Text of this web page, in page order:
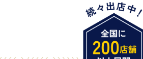
・旧パスポート
※原則として「公的機関が発行
年月日が記載されているもの